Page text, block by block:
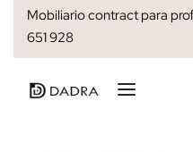
Mobiliario contract para
651 928